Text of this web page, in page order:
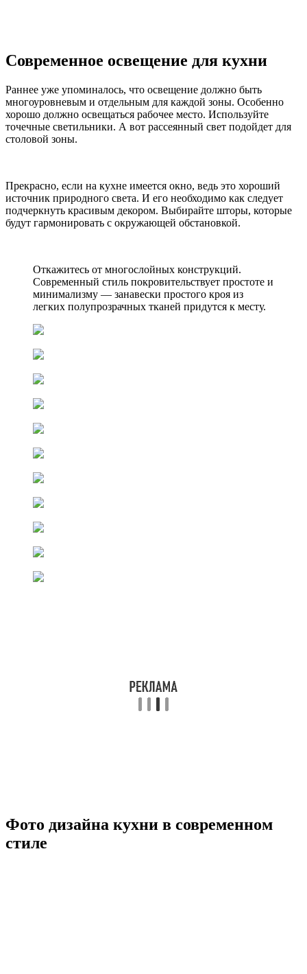
Современное освещение для кухни
Раннее уже упоминалось, что освещение должно быть
многоуровневым и отдельным для каждой зоны. Особенно
хорошо должно освещаться рабочее место. Используйте
точечные светильники. А вот рассеянный свет подойдет для
столовой зоны.
Прекрасно, если на кухне имеется окно, ведь это хороший
источник природного света. И его необходимо как следует
подчеркнуть красивым декором. Выбирайте шторы, которые
будут гармонировать с окружающей обстановкой.
Откажитесь от многослойных конструкций.
Современный стиль покровительствует простоте и
минимализму — занавески простого кроя из
легких полупрозрачных тканей придутся к месту.
Фото дизайна кухни в современном
стиле